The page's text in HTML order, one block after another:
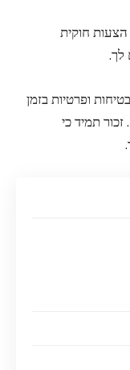
הצעות חוקית
לך.
ופרטיות בזמן
תמיד כי